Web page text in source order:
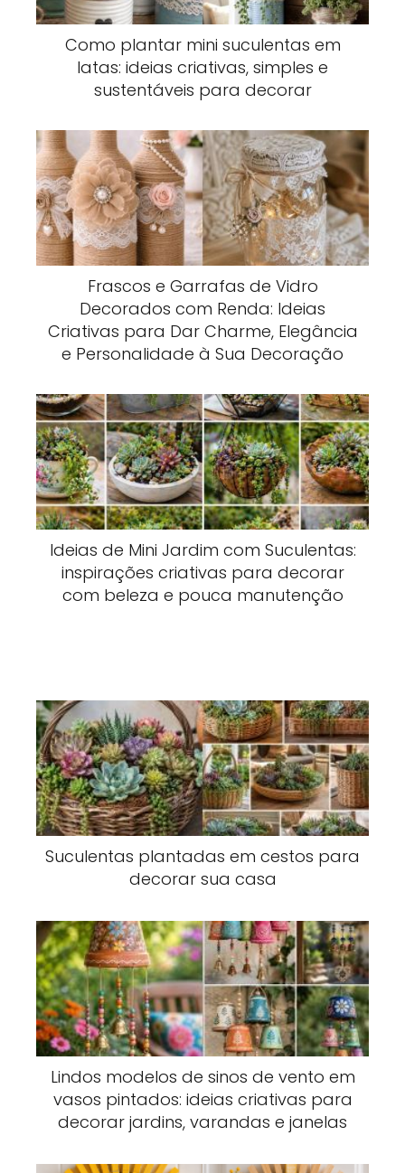
Como plantar mini suculentas em
latas: ideias criativas, simples e
sustentáveis para decorar
Frascos e Garrafas de Vidro
Decorados com Renda: Ideias
Criativas para Dar Charme, Elegância
e Personalidade à Sua Decoração
Ideias de Mini Jardim com Suculentas:
inspirações criativas para decorar
com beleza e pouca manutenção
Suculentas plantadas em cestos para
decorar sua casa
Lindos modelos de sinos de vento em
vasos pintados: ideias criativas para
decorar jardins, varandas e janelas